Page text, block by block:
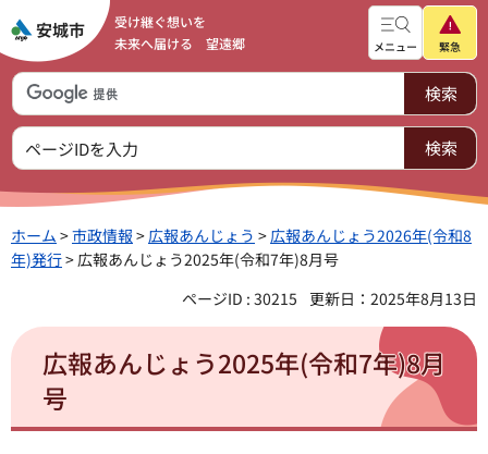
受け継ぐ想いを
未来へ届ける 望遠郷
メニュー 緊急
ホーム >市政情報 >広報あんじょう >広報あんじょう2026年(令和8
年)発行> 広報あんじょう2025年(令和7年)8月号
ページID : 30215
更新日：2025年8月13日
広報あんじょう2025年(令和7年)8月
号